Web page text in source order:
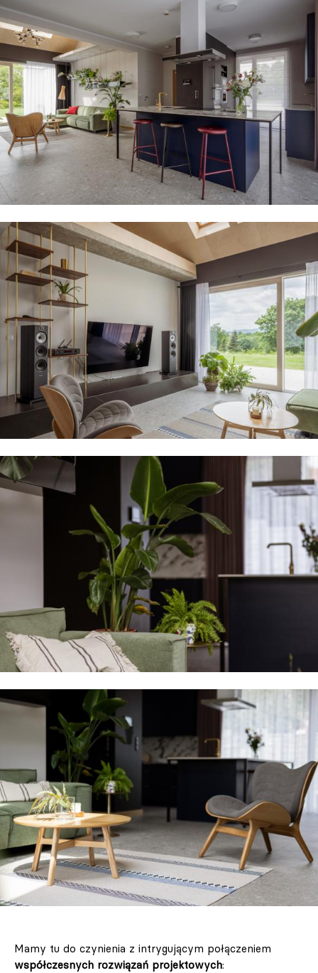
Mamy tu do czynienia z intrygującym połączeniem
współczesnych rozwiązań projektowych: